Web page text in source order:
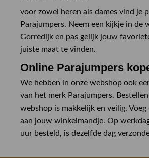
voor zowel heren als dames vind je
Parajumpers. Neem een kijkje in de
Gorredijk en pas gelijk jouw
juiste maat te vinden.
Online Parajumpers
We hebben in onze webshop ook
van het merk Parajumpers.
webshop is makkelijk en veilig.
aan jouw winkelmandje. Op
uur besteld, is dezelfde dag